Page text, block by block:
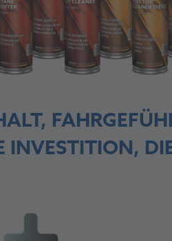
INVESTITION,